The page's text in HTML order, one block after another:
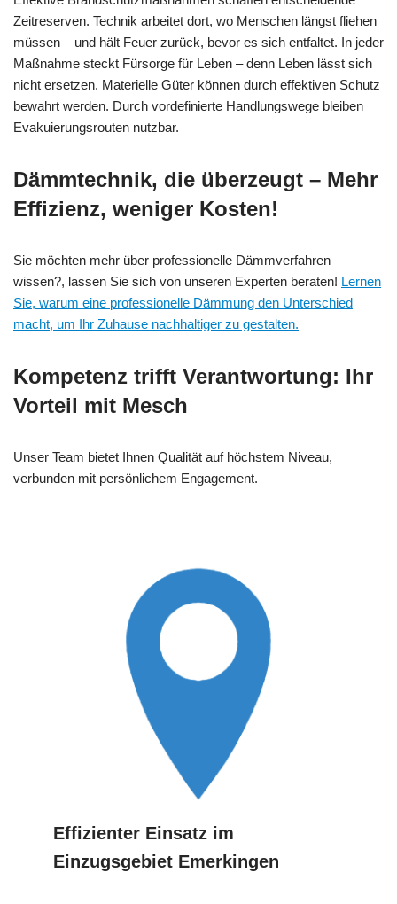
Zeitreserven. Technik arbeitet dort, wo Menschen längst fliehen
müssen – und hält Feuer zurück, bevor es sich entfaltet. In jeder
Maßnahme steckt Fürsorge für Leben – denn Leben lässt sich
nicht ersetzen. Materielle Güter können durch effektiven Schutz
bewahrt werden. Durch vordefinierte Handlungswege bleiben
Evakuierungsrouten nutzbar.
Dämmtechnik, die überzeugt – Mehr
Effizienz, weniger Kosten!
Sie möchten mehr über professionelle Dämmverfahren
wissen?, lassen Sie sich von unseren Experten beraten! Lernen
Sie, warum eine professionelle Dämmung den Unterschied
macht, um Ihr Zuhause nachhaltiger zu gestalten.
Kompetenz trifft Verantwortung: Ihr
Vorteil mit Mesch
Unser Team bietet Ihnen Qualität auf höchstem Niveau,
verbunden mit persönlichem Engagement.
Effizienter Einsatz im
Einzugsgebiet Emerkingen